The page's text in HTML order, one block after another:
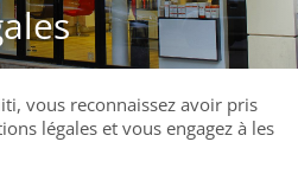
vous reconnaissez avoir pris
légales et vous engagez à les